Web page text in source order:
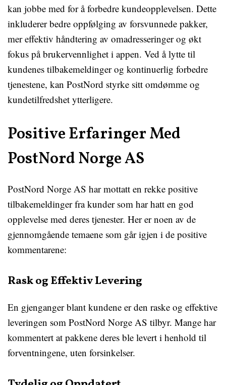
kan jobbe med for å forbedre kundeopplevelsen. Dette
inkluderer bedre oppfølging av forsvunnede pakker,
mer effektiv håndtering av omadresseringer og økt
fokus på brukervennlighet i appen. Ved å lytte til
kundenes tilbakemeldinger og kontinuerlig forbedre
tjenestene, kan PostNord styrke sitt omdømme og
kundetilfredshet ytterligere.
Positive Erfaringer Med
PostNord Norge AS
PostNord Norge AS har mottatt en rekke positive
tilbakemeldinger fra kunder som har hatt en god
opplevelse med deres tjenester. Her er noen av de
gjennomgående temaene som går igjen i de positive
kommentarene:
Rask og Effektiv Levering
En gjenganger blant kundene er den raske og effektive
leveringen som PostNord Norge AS tilbyr. Mange har
kommentert at pakkene deres ble levert i henhold til
forventningene, uten forsinkelser.